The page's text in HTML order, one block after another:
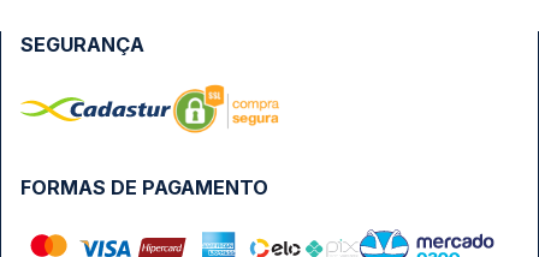
FORMAS DE PAGAMENTO
SEGURANÇA